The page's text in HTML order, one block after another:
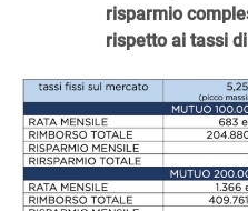
risparmio
rispetto ai tassi